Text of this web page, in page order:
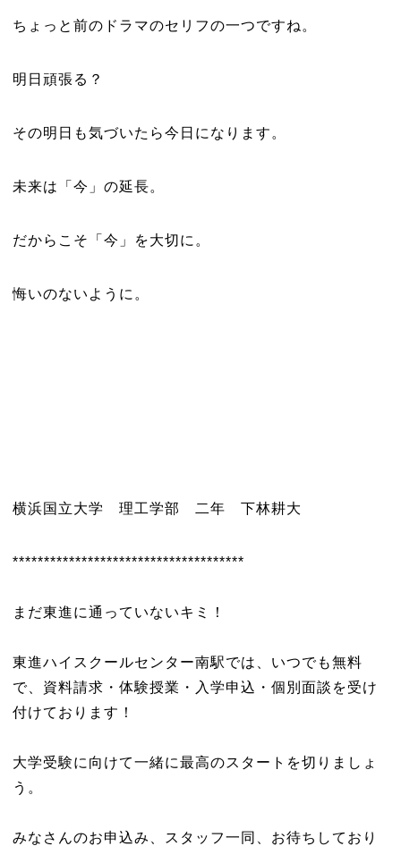
ちょっと前のドラマのセリフの一つですね。
明日頑張る？
その明日も気づいたら今日になります。
未来は「今」の延長。
だからこそ「今」を大切に。
悔いのないように。
横浜国立大学 理工学部 二年 下林耕大
*************************************
まだ東進に通っていないキミ！
東進ハイスクールセンター南駅では、いつでも無料
で、資料請求・体験授業・入学申込・個別面談を受け
付けております！
大学受験に向けて一緒に最高のスタートを切りましょ
う。
みなさんのお申込み、スタッフ一同、お待ちしており